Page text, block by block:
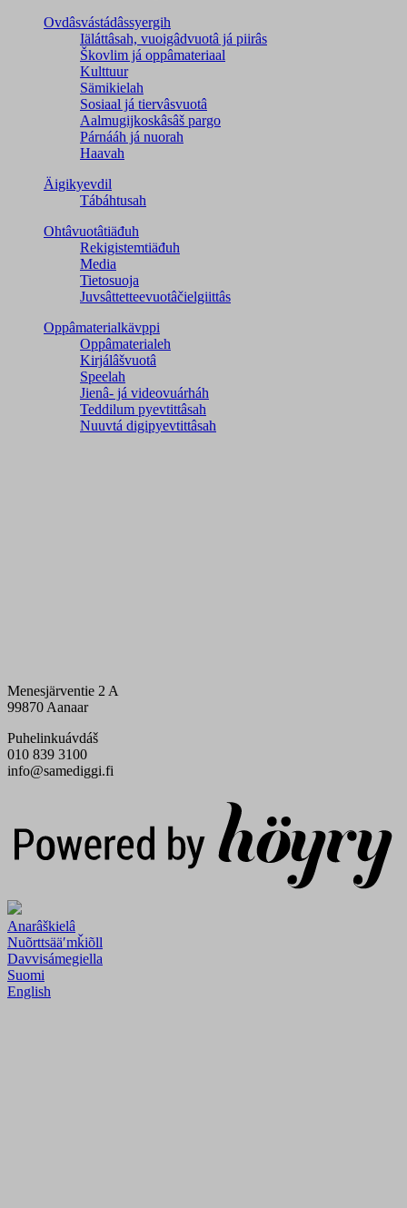
Ovdâsvástádâssyergih
Iäláttâsah, vuoigâdvuotâ já piirâs
Škovlim já oppâmateriaal
Kulttuur
Sämikielah
Sosiaal já tiervâsvuotâ
Aalmugijkoskâsâš pargo
Párnááh já nuorah
Haavah
Äigikyevdil
Tábáhtusah
Ohtâvuotâtiäđuh
Rekigistemtiäđuh
Media
Tietosuoja
Juvsâttetteevuotâčielgiittâs
Oppâmaterialkävppi
Oppâmaterialeh
Kirjálâšvuotâ
Speelah
Jienâ- já videovuárháh
Teddilum pyevtittâsah
Nuuvtá digipyevtittâsah
Menesjärventie 2 A
99870 Aanaar
Puhelinkuávdáš
010 839 3100
info@samediggi.fi
Anarâškielâ
Nuõrttsääʹmǩiõll
Davvisámegiella
Suomi
English